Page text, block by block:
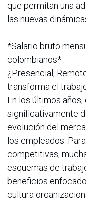
que permitan una
las nuevas
*Salario bruto
colombianos*
¿Presencial,
transforma el
En los últimos
significativamente
evolución del
los empleados.
competitivas,
esquemas de
beneficios
cultura